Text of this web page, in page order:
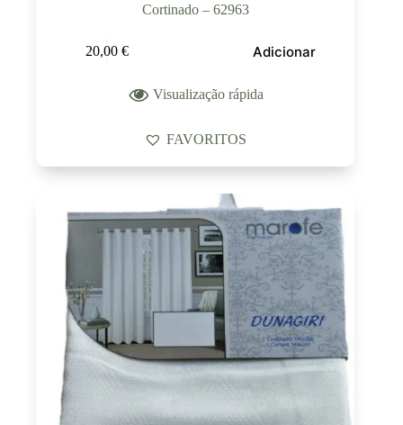
Cortinado – 62963
20,00 € Adicionar
Visualização rápida
FAVORITOS